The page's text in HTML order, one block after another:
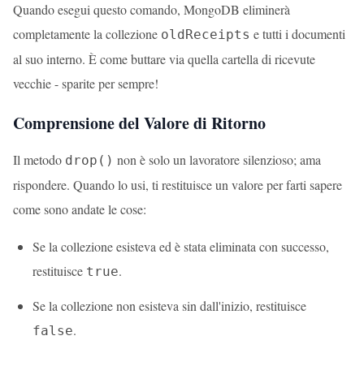
Quando esegui questo comando, MongoDB eliminerà
completamente la collezione oldReceipts e tutti i documenti
al suo interno. È come buttare via quella cartella di ricevute
vecchie - sparite per sempre!
Comprensione del Valore di Ritorno
Il metodo drop() non è solo un lavoratore silenzioso; ama
rispondere. Quando lo usi, ti restituisce un valore per farti sapere
come sono andate le cose:
Se la collezione esisteva ed è stata eliminata con successo,
restituisce true.
Se la collezione non esisteva sin dall'inizio, restituisce
false.